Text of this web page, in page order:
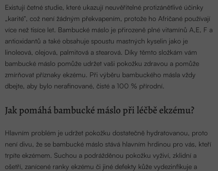
Existují četné studie, které ukazují neuvěřitelné protizánětlivé účinky
„karité“, což není žádným překvapením, protože ho Afričané používají
více než tisíce let. Bambucké máslo je přirozeně plné vitamínů A,E, F a
antioxidantů a také obsahuje spoustu mastných kyselin jako je
linoleová, olejová, palmitová a stearová. Díky těmto složkám vám
bambucké máslo pomůže udržet vaši pokožku zdravou a pomůže
zmírňovat příznaky ekzému. Při výběru bambuckého másla vždy
dbejte, aby bylo nerafinované, čisté a 100 % přírodní.
Jak pomáhá bambucké máslo při léčbě ekzému?
Hlavním problém je udržet pokožku dostatečně hydratovanou, proto
není divu, že se bambucké máslo stává hlavním hrdinou pro vás, kteří
trpíte ekzémem. Suchou a podrážděnou pokožku vyživí, zklidní a
ošetří, zanícené ranky ekzému či jiné defekty kůže vydezinfikuje a